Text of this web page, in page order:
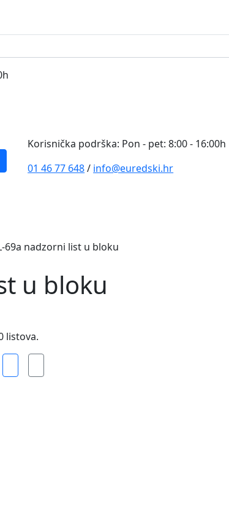
Korisnička podrška: Pon - pet: 8:00 - 16:00h
01 46 77 648/ info@euredski.hr
69a nadzorni list u bloku
u bloku
listova.